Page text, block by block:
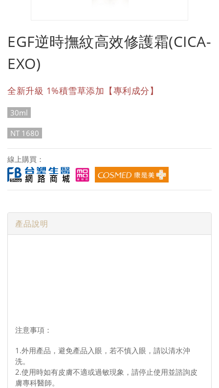
EGF逆時撫紋高效修護霜(CICA-
EXO)
全新升級 1%積雪草添加【專利成分】
30ml
NT 1680
線上購買：
產品說明
注意事項：
1.外用產品，避免產品入眼，若不慎入眼，請以清水沖
洗。
2.使用時如有皮膚不適或過敏現象，請停止使用並諮詢皮
膚專科醫師。